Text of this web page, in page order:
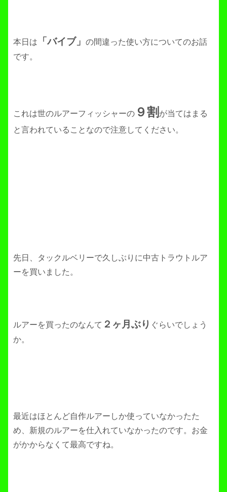
本日は 「バイブ」 の間違った使い方についてのお話
です。
これは世のルアーフィッシャーの ９割 が当てはまる
と言われていることなので注意してください。
先日、タックルベリーで久しぶりに中古トラウトルア
ーを買いました。
ルアーを買ったのなんて ２ヶ月ぶり ぐらいでしょう
か。
最近はほとんど自作ルアーしか使っていなかったた
め、新規のルアーを仕入れていなかったのです。お金
がかからなくて最高ですね。